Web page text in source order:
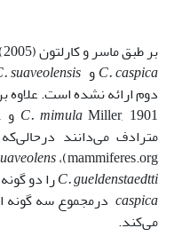
بر طبق ماسر و کارلتون (2005) در ایران دو گونه
C. caspicaو suaveolensis
دوم ارائه نشده است. علاوه
C. mimulaMiller, 1901 و
mammiferes.org)،
C. gueldenstaedttiرا دو
caspica درمجموع سه گونه
می‌کند.